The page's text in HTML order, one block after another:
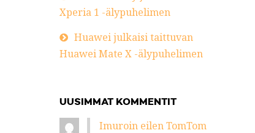
Xperia 1 -älypuhelimen
Huawei julkaisi taittuvan
Huawei Mate X -älypuhelimen
UUSIMMAT KOMMENTIT
Imuroin eilen TomTom